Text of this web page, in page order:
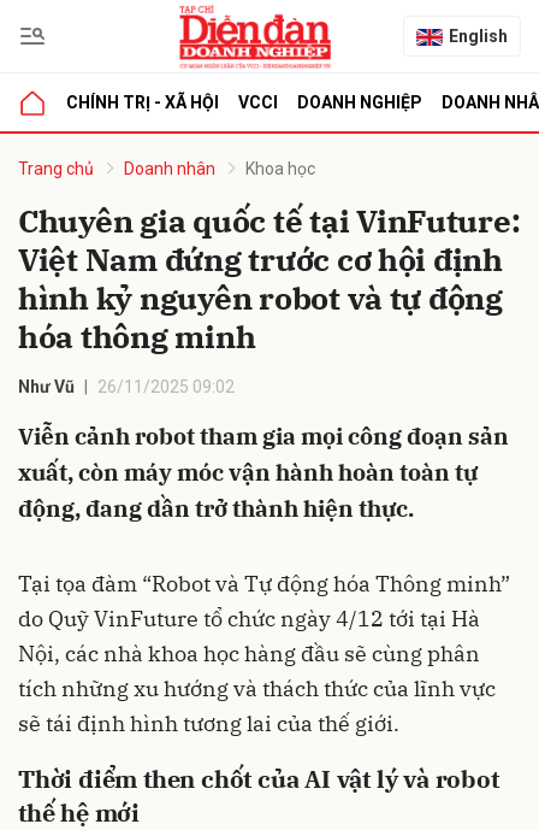
English
CHÍNH TRỊ - XÃ HỘI VCCI DOANH NGHIỆP DOANH
Trang chủ Doanh nhân Khoa học
Chuyên gia quốc tế tại VinFuture:
Việt Nam đứng trước cơ hội định
hình kỷ nguyên robot và tự động
hóa thông minh
Như Vũ 26/11/2025 09:02
Viễn cảnh robot tham gia mọi công đoạn sản
xuất, còn máy móc vận hành hoàn toàn tự
động, đang dần trở thành hiện thực.
Tại tọa đàm “Robot và Tự động hóa Thông minh”
do Quỹ VinFuture tổ chức ngày 4/12 tới tại Hà
Nội, các nhà khoa học hàng đầu sẽ cùng phân
tích những xu hướng và thách thức của lĩnh vực
sẽ tái định hình tương lai của thế giới.
Thời điểm then chốt của AI vật lý và robot
thế hệ mới
luận